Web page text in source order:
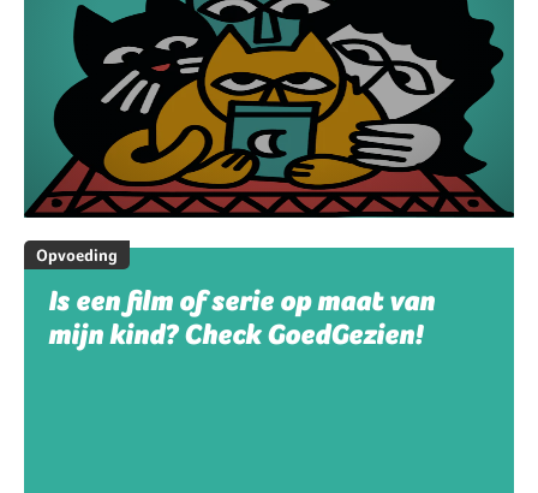
Opvoeding
Is een film of serie op maat van
mijn kind? Check GoedGezien!